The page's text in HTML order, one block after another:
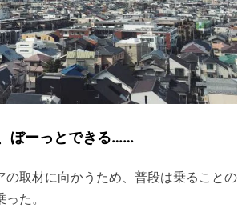
ぼーっとできる……
の取材に向かうため、普段は乗ることの
た。